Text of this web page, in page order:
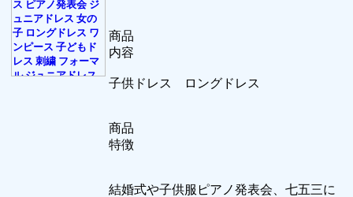
商品
内容
子供ドレス ロングドレス
商品
特徴
結婚式や子供服ピアノ発表会、七五三に